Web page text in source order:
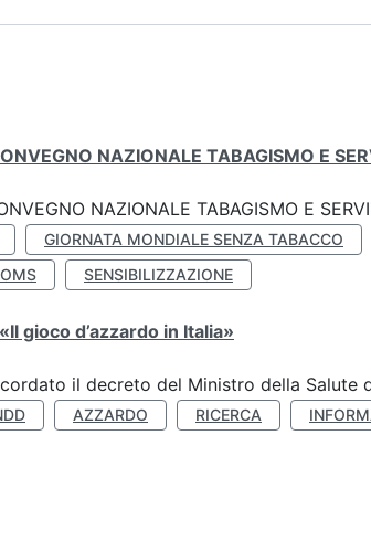
NAZIONALE TABAGISMO E
NAZIONALE TABAGISMO E
GIORNATA MONDIALE SENZA TABACCO
OMS SENSIBILIZZAZIONE
gioco d’azzardo in Italia»
il decreto del Ministro della Salute
AZZARDO RICERCA